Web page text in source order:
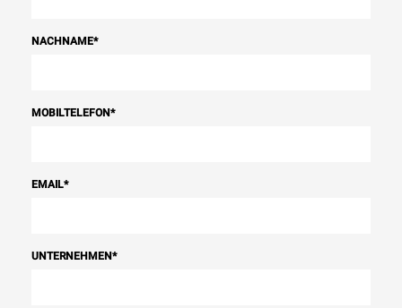
NACHNAME*
MOBILTELEFON*
EMAIL*
UNTERNEHMEN*